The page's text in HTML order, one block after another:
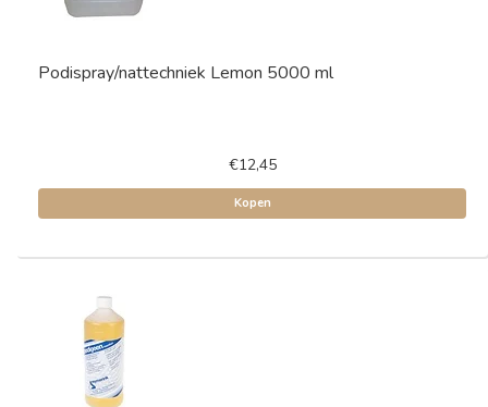
Podispray/nattechniek Lemon 5000 ml
€12,45
Kopen